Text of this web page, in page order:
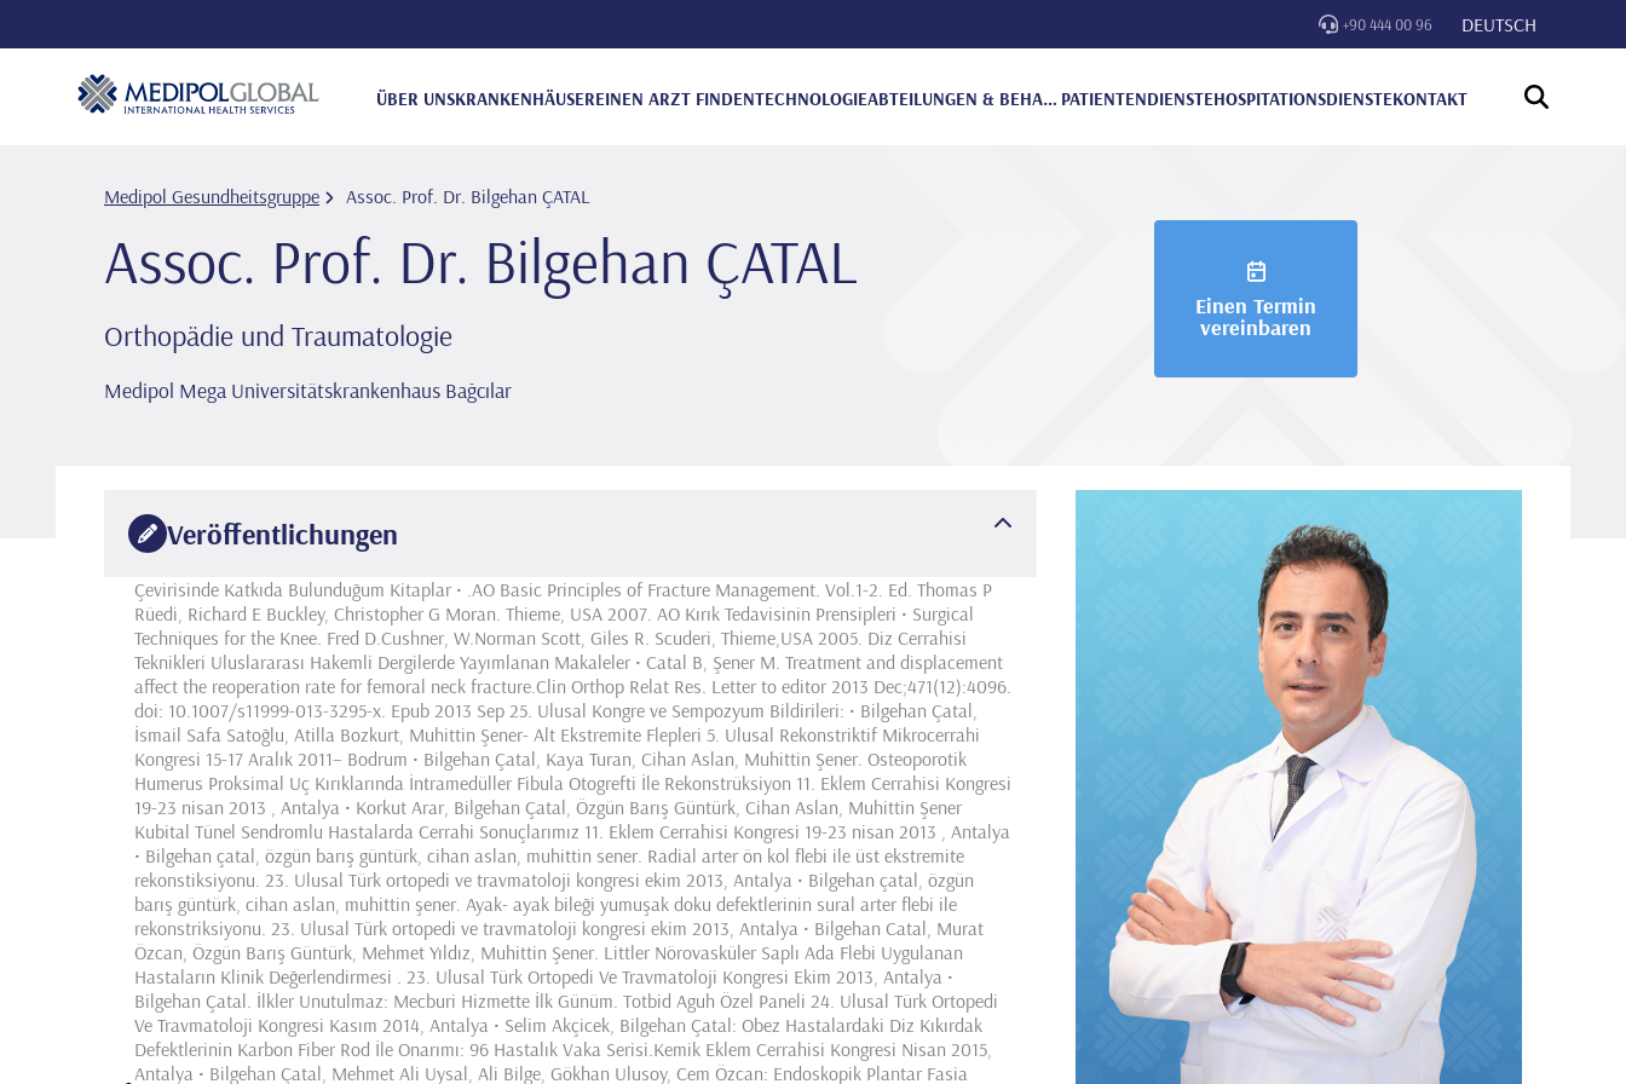
+90 444 00 96 DEUTSCH
ÜBER UNSKRANKENHÄUSEREINEN ARZT FINDENTECHNOLOGIE ABTEILUNGEN & BEHANDLUNGEN PATIENTENDIENSTEHOSPITATIONSDIENSTEKONTAKT
Medipol Gesundheitsgruppe Assoc. Prof. Dr. Bi̇lgehan ÇATAL
Assoc. Prof. Dr. Bi̇lgehan ÇATAL
Orthopädie und Traumatologie
Medipol Mega Universitätskrankenhaus Bağcılar
Einen Termin
vereinbaren
Veröffentlichungen
Çevirisinde Katkıda Bulunduğum Kitaplar • .AO Basic Principles of Fracture Management. Vol.1-2. Ed. Thomas P
Rüedi, Richard E Buckley, Christopher G Moran. Thieme, USA 2007. AO Kırık Tedavisinin Prensipleri • Surgical
Techniques for the Knee. Fred D.Cushner, W.Norman Scott, Giles R. Scuderi, Thieme,USA 2005. Diz Cerrahisi
Teknikleri Uluslararası Hakemli Dergilerde Yayımlanan Makaleler • Catal B, Şener M. Treatment and displacement
affect the reoperation rate for femoral neck fracture.Clin Orthop Relat Res. Letter to editor 2013 Dec;471(12):4096.
doi: 10.1007/s11999-013-3295-x. Epub 2013 Sep 25. Ulusal Kongre ve Sempozyum Bildirileri: • Bilgehan Çatal,
İsmail Safa Satoğlu, Atilla Bozkurt, Muhittin Şener- Alt Ekstremite Flepleri 5. Ulusal Rekonstriktif Mikrocerrahi
Kongresi 15-17 Aralık 2011– Bodrum • Bilgehan Çatal, Kaya Turan, Cihan Aslan, Muhittin Şener. Osteoporotik
Humerus Proksimal Uç Kırıklarında İntramedüller Fibula Otogrefti İle Rekonstrüksiyon 11. Eklem Cerrahisi Kongresi
19-23 nisan 2013 , Antalya • Korkut Arar, Bilgehan Çatal, Özgün Barış Güntürk, Cihan Aslan, Muhittin Şener
Kubital Tünel Sendromlu Hastalarda Cerrahi Sonuçlarımız 11. Eklem Cerrahisi Kongresi 19-23 nisan 2013 , Antalya
• Bilgehan çatal, özgün barış güntürk, cihan aslan, muhittin sener. Radial arter ön kol flebi ile üst ekstremite
rekonstiksiyonu. 23. Ulusal Türk ortopedi ve travmatoloji kongresi ekim 2013, Antalya • Bilgehan çatal, özgün
barış güntürk, cihan aslan, muhittin şener. Ayak- ayak bileği yumuşak doku defektlerinin sural arter flebi ile
rekonstriksiyonu. 23. Ulusal Türk ortopedi ve travmatoloji kongresi ekim 2013, Antalya • Bilgehan Catal, Murat
Özcan, Özgün Barış Güntürk, Mehmet Yıldız, Muhittin Şener. Littler Nörovasküler Saplı Ada Flebi Uygulanan
Hastaların Klinik Değerlendirmesi . 23. Ulusal Türk Ortopedi Ve Travmatoloji Kongresi Ekim 2013, Antalya •
Bilgehan Çatal. İlkler Unutulmaz: Mecburi Hizmette İlk Günüm. Totbid Aguh Özel Paneli 24. Ulusal Türk Ortopedi
Ve Travmatoloji Kongresi Kasım 2014, Antalya • Selim Akçicek, Bilgehan Çatal: Obez Hastalardaki Diz Kıkırdak
Defektlerinin Karbon Fiber Rod İle Onarımı: 96 Hastalık Vaka Serisi.Kemik Eklem Cerrahisi Kongresi Nisan 2015,
Antalya • Bilgehan Çatal, Mehmet Ali Uysal, Ali Bilge, Gökhan Ulusoy, Cem Özcan: Endoskopik Plantar Fasia